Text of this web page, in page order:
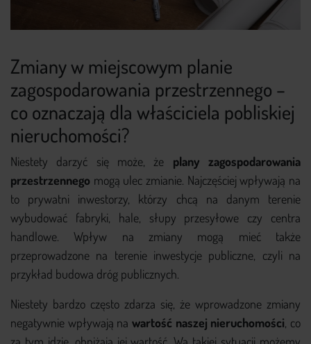
Zmiany w miejscowym planie
zagospodarowania przestrzennego –
co oznaczają dla właściciela pobliskiej
nieruchomości?
Niestety darzyć się może, że plany zagospodarowania
przestrzennego mogą ulec zmianie. Najczęściej wpływają na
to prywatni inwestorzy, którzy chcą na danym terenie
wybudować fabryki, hale, słupy przesyłowe czy centra
handlowe. Wpływ na zmiany mogą mieć także
przeprowadzone na terenie inwestycje publiczne, czyli na
przykład budowa dróg publicznych.
Niestety bardzo często zdarza się, że wprowadzone zmiany
negatywnie wpływają na wartość naszej nieruchomości, co